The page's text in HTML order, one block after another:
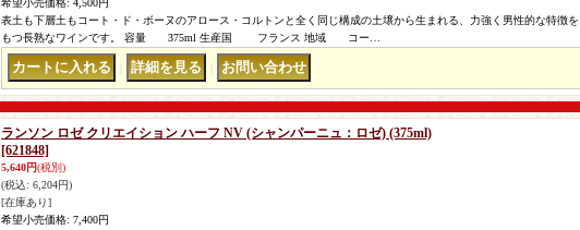
希望小売価格: 4,500円
表土も下層土もコート・ド・ボーヌのアロース・コルトンと全く同じ構成の土壌から生まれる、力強く男性的な特徴を
もつ長熟なワインです。 容量 375ml 生産国 フランス 地域 コー…
ランソン ロゼ クリエイション ハーフ NV (シャンパーニュ：ロゼ) (375ml)
[621848]
5,640円(税別)
(税込: 6,204円)
[在庫あり]
希望小売価格: 7,400円